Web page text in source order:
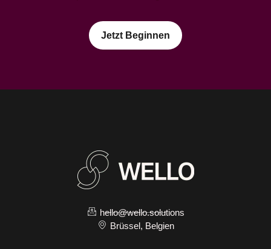
Jetzt Beginnen
hello@wello.solutions
Brüssel, Belgien